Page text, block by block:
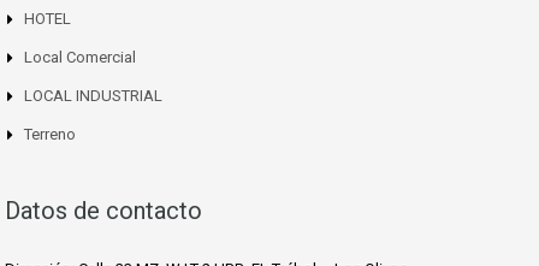
HOTEL
Local Comercial
LOCAL INDUSTRIAL
Terreno
Datos de contacto